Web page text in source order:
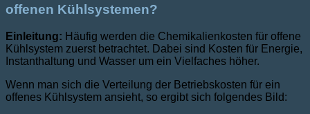
offenen Kühlsystemen?
Einleitung: Häufig werden die Chemikalienkosten für offene
Kühlsystem zuerst betrachtet. Dabei sind Kosten für Energie,
Instanthaltung und Wasser um ein Vielfaches höher.
Wenn man sich die Verteilung der Betriebskosten für ein
offenes Kühlsystem ansieht, so ergibt sich folgendes Bild: